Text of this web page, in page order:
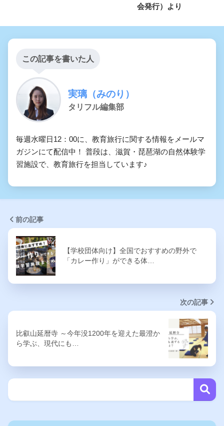
会発行）より
この記事を書いた人
実璃（みのり）
タリフル編集部
毎週水曜日12：00に、教育旅行に関する情報をメールマ
ガジンにて配信中！ 普段は、滋賀・琵琶湖の自然体験学
習施設で、教育旅行を担当しています♪
前の記事
【学校団体向け】全国でおすすめの野外で
「カレー作り」ができる体…
次の記事
比叡山延暦寺 ～今年没1200年を迎えた最澄か
ら学ぶ、現代にも…